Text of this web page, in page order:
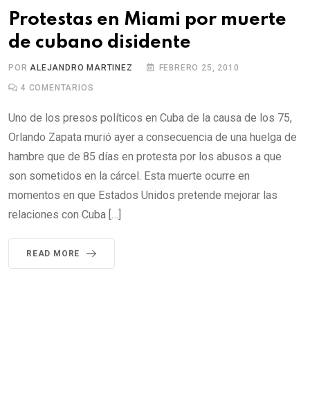
Protestas en Miami por muerte
de cubano disidente
POR ALEJANDRO MARTINEZ FEBRERO 25, 2010
4 COMENTARIOS
Uno de los presos políticos en Cuba de la causa de los 75,
Orlando Zapata murió ayer a consecuencia de una huelga de
hambre que de 85 días en protesta por los abusos a que
son sometidos en la cárcel. Esta muerte ocurre en
momentos en que Estados Unidos pretende mejorar las
relaciones con Cuba […]
READ MORE